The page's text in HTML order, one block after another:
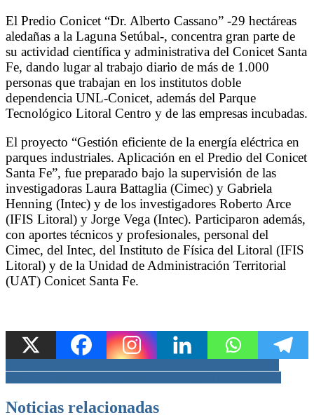
El Predio Conicet “Dr. Alberto Cassano” -29 hectáreas
aledañas a la Laguna Setúbal-, concentra gran parte de
su actividad científica y administrativa del Conicet Santa
Fe, dando lugar al trabajo diario de más de 1.000
personas que trabajan en los institutos doble
dependencia UNL-Conicet, además del Parque
Tecnológico Litoral Centro y de las empresas incubadas.
El proyecto “Gestión eficiente de la energía eléctrica en
parques industriales. Aplicación en el Predio del Conicet
Santa Fe”, fue preparado bajo la supervisión de las
investigadoras Laura Battaglia (Cimec) y Gabriela
Henning (Intec) y de los investigadores Roberto Arce
(IFIS Litoral) y Jorge Vega (Intec). Participaron además,
con aportes técnicos y profesionales, personal del
Cimec, del Intec, del Instituto de Física del Litoral (IFIS
Litoral) y de la Unidad de Administración Territorial
(UAT) Conicet Santa Fe.
Navegación
de
entradas
Noticias relacionadas